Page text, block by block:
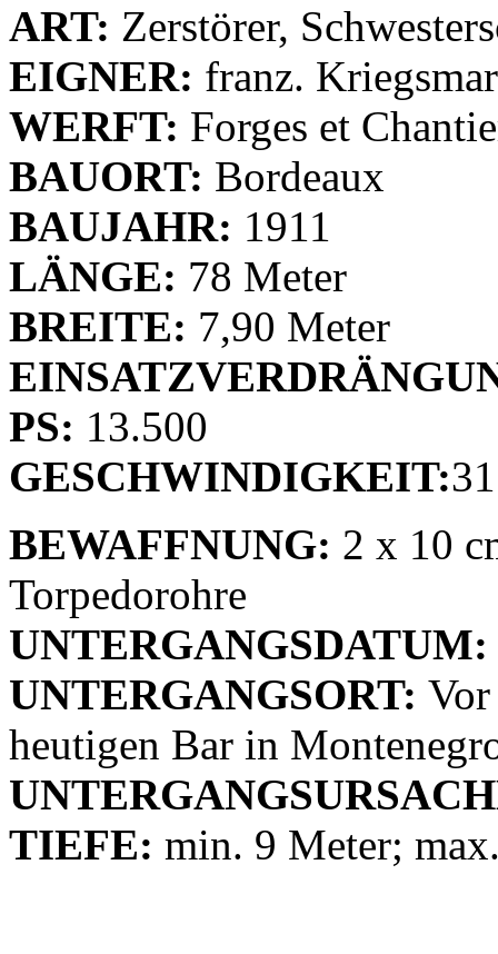
ART: Zerstörer,
EIGNER: franz.
WERFT: Forges et
BAUORT: Bordeaux
BAUJAHR: 1911
LÄNGE: 78 Meter
BREITE: 7,90 Meter
PS: 13.500
GESCHWINDIGKEIT:
BEWAFFNUNG: 2 x 10
Torpedorohre
UNTERGANGSDATUM:
UNTERGANGSORT:
heutigen Bar in
TIEFE: min. 9 Meter;